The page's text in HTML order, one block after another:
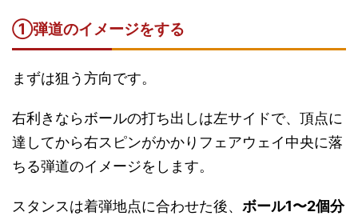
①弾道のイメージをする
まずは狙う方向です。
右利きならボールの打ち出しは左サイドで、頂点に
達してから右スピンがかかりフェアウェイ中央に落
ちる弾道のイメージをします。
スタンスは着弾地点に合わせた後、 ボール1〜2個分